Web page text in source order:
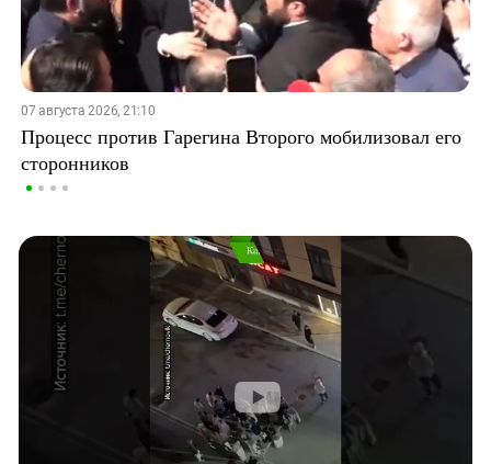
07 августа 2026, 21:10
Процесс против Гарегина Второго мобилизовал его
сторонников